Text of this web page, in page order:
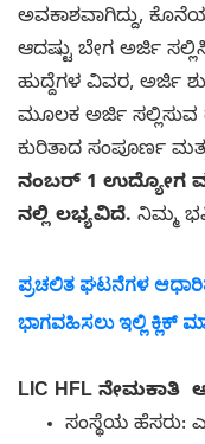
ಅವಕಾಶವಾಗಿದ್ದು,
ಆದಷ್ಟು ಬೇಗ ಅರ್ಜಿ
ಹುದ್ದೆಗಳ ವಿವರ, ಅರ್ಜಿ
ಮೂಲಕ ಅರ್ಜಿ ಸಲ್ಲಿಸುವ
ಕುರಿತಾದ ಸಂಪೂರ್ಣ
ನಂಬರ್ 1 ಉದ್ಯೋಗ
ನಲ್ಲಿ ಲಭ್ಯವಿದೆ. ನಿಮ್ಮ
ಪ್ರಚಲಿತ ಘಟನೆಗಳ
ಭಾಗವಹಿಸಲು ಇಲ್ಲಿ ಕ್ಲಿಕ್
LIC HFL
ಸಂಸ್ಥೆಯ